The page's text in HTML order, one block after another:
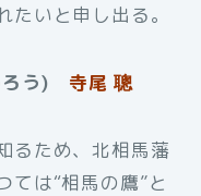
いと申し出る。
ろう) 寺尾 聰
るため、北相馬藩
ては“相馬の鷹”と